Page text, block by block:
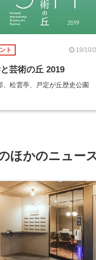
ト 19/10/
芸術の丘 2019
、松雲亭、戸定が丘歴史公園
ほかのニュー